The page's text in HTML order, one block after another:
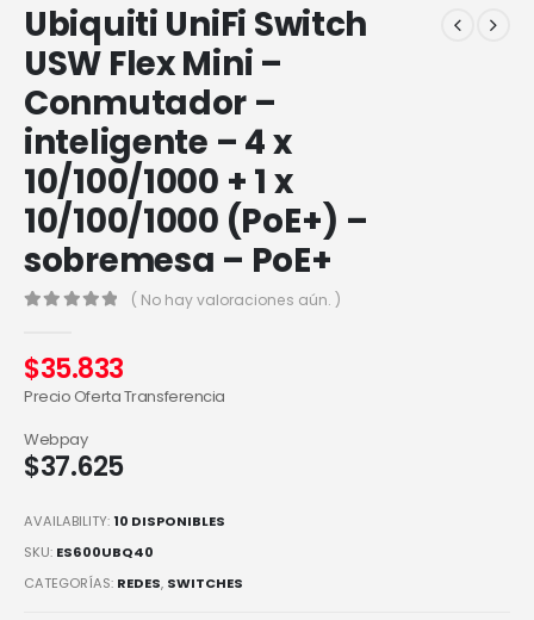
Ubiquiti UniFi Switch
USW Flex Mini –
Conmutador –
inteligente – 4 x
10/100/1000 + 1 x
10/100/1000 (PoE+) –
sobremesa – PoE+
( No hay valoraciones aún. )
$35.833
Precio Oferta Transferencia
$37.625
Webpay
AVAILABILITY:10 DISPONIBLES
SKU: ES600UBQ40
CATEGORÍAS: REDES, SWITCHES